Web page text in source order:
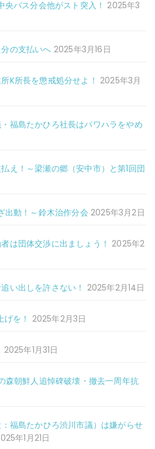
バス分会他がスト突入！ 2025年3
の支払いへ 2025年3月16日
K所長を懲戒処分せよ！ 2025年3月
・福島たかひろ社長はパワハラをやめ
え！～梁瀬の郷（安中市）と第1回団
動！～鈴木治作分会 2025年3月2日
は団体交渉に出ましょう！ 2025年2
い出しを許さない！ 2025年2月14日
を！ 2025年2月3日
2025年1月31日
森朝鮮人追悼碑破壊・撤去一周年抗
福島たかひろ渋川市議）は嫌がらせ
年1月21日